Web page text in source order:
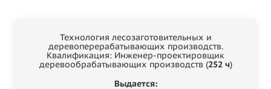
Технология лесозаготовительных и
деревоперерабатывающих производств.
Квалификация: Инженер-проектировщик
деревообрабатывающих производств (252 ч)
Выдается: